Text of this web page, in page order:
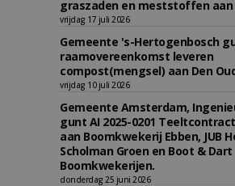
graszaden en meststoffen aan
vrijdag 17 juli 2026
Gemeente 's-Hertogenbosch
raamovereenkomst leveren
compost(mengsel) aan Den
vrijdag 10 juli 2026
Gemeente Amsterdam,
gunt AI 2025-0201
aan Boomkwekerij Ebben, JUB
Scholman Groen en Boot & Dart
Boomkwekerijen.
donderdag 25 juni 2026